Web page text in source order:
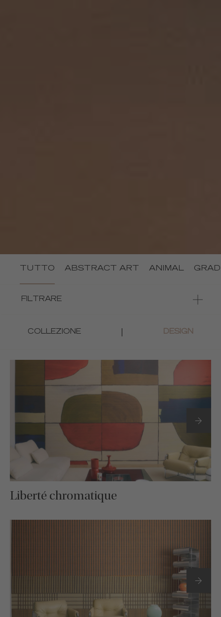
TUTTO ABSTRACT ART ANIMAL
FILTRARE
COLLEZIONE DESIGN
Liberté chromatique